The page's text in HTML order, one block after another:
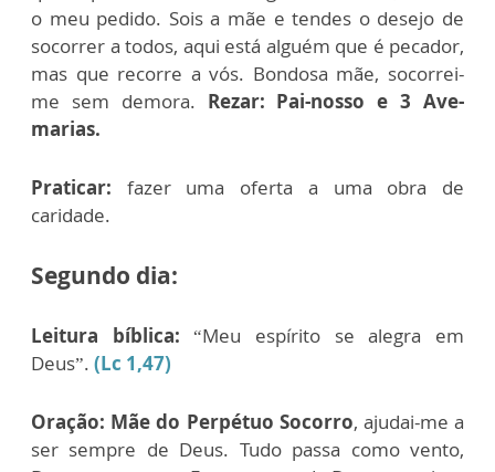
o meu pedido. Sois a mãe e tendes o desejo de
socorrer a todos, aqui está alguém que é pecador,
mas que recorre a vós. Bondosa mãe, socorrei-
me sem demora. Rezar: Pai-nosso e 3 Ave-
marias.
Praticar: fazer uma oferta a uma obra de
caridade.
Segundo dia:
Leitura bíblica:“Meu espírito se alegra em
Deus”. (Lc 1,47)
Oração: Mãe do Perpétuo Socorro, ajudai-me a
ser sempre de Deus. Tudo passa como vento,